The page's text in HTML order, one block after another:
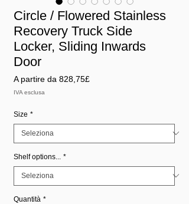
Circle / Flowered Stainless
Recovery Truck Side
Locker, Sliding Inwards
Door
A partire da 828,75£
IVA esclusa
Size *
Shelf options... *
Quantità *